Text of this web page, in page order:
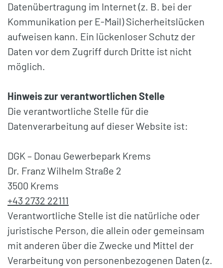
Datenübertragung im Internet (z. B. bei der
Kommunikation per E-Mail) Sicherheitslücken
aufweisen kann. Ein lückenloser Schutz der
Daten vor dem Zugriff durch Dritte ist nicht
möglich.
Hinweis zur verantwortlichen Stelle
Die verantwortliche Stelle für die
Datenverarbeitung auf dieser Website ist:
DGK – Donau Gewerbepark Krems
Dr. Franz Wilhelm Straße 2
3500 Krems
+43 2732 22111
Verantwortliche Stelle ist die natürliche oder
juristische Person, die allein oder gemeinsam
mit anderen über die Zwecke und Mittel der
Verarbeitung von personenbezogenen Daten (z.